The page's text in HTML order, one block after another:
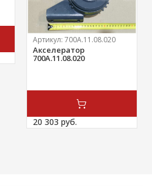
Артикул: 700А.11.08.020
Акселератор
700А.11.08.020
20 303 руб.